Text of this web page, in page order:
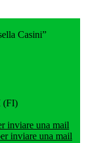
Casini”
(FI)
inviare una mail
inviare una mail